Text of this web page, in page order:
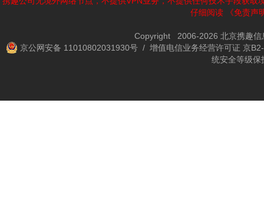
仔细阅读
《免责声
Copyright 2006-2026 北京携趣信
京公网安备 11010802031930号 / 增值电信业务经营许可证 京
统安全等级